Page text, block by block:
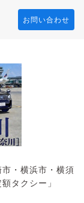
お問い合わせ
・横浜市・横須
タクシー」